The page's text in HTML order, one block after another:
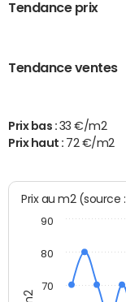
Tendance prix
Tendance ventes
Prix bas : 33 €/m2
Prix haut : 72 €/m2
Prix au m2 (source
70
80
90